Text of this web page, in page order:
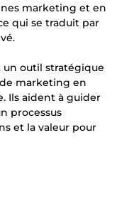
marketing et en
qui se traduit par
un outil stratégique
marketing en
Ils aident à guider
processus
et la valeur pour